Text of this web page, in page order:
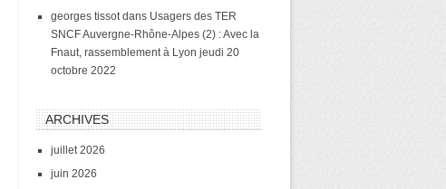
georges tissotdans Usagers des TER
SNCF Auvergne-Rhône-Alpes (2) : Avec la
Fnaut, rassemblement à Lyon jeudi 20
octobre 2022
ARCHIVES
juillet 2026
juin 2026